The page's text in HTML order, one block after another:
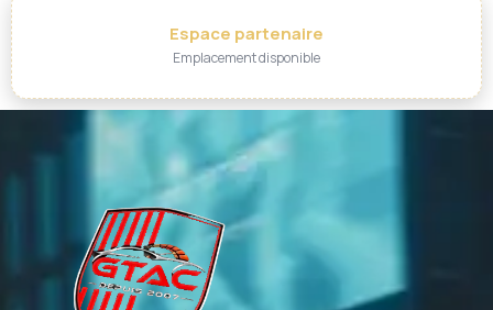
Espace partenaire
Emplacement disponible